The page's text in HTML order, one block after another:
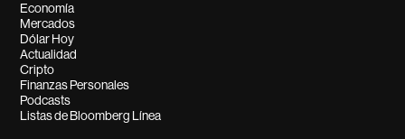
Economía
Mercados
Dólar Hoy
Actualidad
Cripto
Finanzas Personales
Podcasts
Listas de Bloomberg Línea